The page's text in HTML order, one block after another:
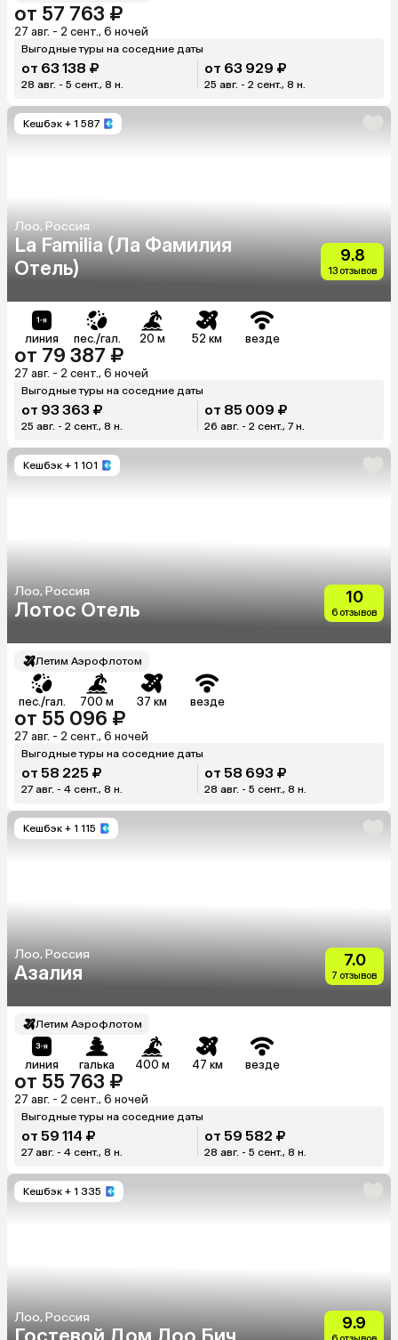
от 57 763 ₽
27 авг. - 2 сент., 6 ночей
Выгодные туры на соседние даты
от 63 138 ₽
28 авг. - 5 сент., 8 н.
от 63 929 ₽
25 авг. - 2 сент., 8 н.
Кешбэк + 1 587
Лоо, Россия
La Familia (Ла Фамилия
Отель)
9.8
13 отзывов
линия пес./гал. 20 м 52 км везде
от 79 387 ₽
27 авг. - 2 сент., 6 ночей
Выгодные туры на соседние даты
от 93 363 ₽
25 авг. - 2 сент., 8 н.
от 85 009 ₽
26 авг. - 2 сент., 7 н.
Кешбэк + 1 101
Лоо, Россия
Лотос Отель
10
6 отзывов
Летим Аэрофлотом
пес./гал. 700 м 37 км везде
от 55 096 ₽
27 авг. - 2 сент., 6 ночей
Выгодные туры на соседние даты
от 58 225 ₽
27 авг. - 4 сент., 8 н.
от 58 693 ₽
28 авг. - 5 сент., 8 н.
Кешбэк + 1 115
Лоо, Россия
Азалия
7.0
7 отзывов
Летим Аэрофлотом
линия галька 400 м 47 км везде
от 55 763 ₽
27 авг. - 2 сент., 6 ночей
Выгодные туры на соседние даты
от 59 114 ₽
27 авг. - 4 сент., 8 н.
от 59 582 ₽
28 авг. - 5 сент., 8 н.
Кешбэк + 1 335
Лоо, Россия 9.9